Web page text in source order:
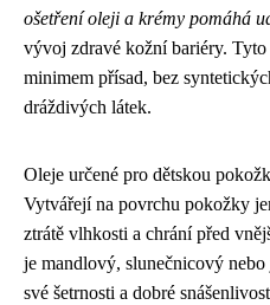
ošetření oleji a krémy pomáhá
vývoj zdravé kožní bariéry.
minimem přísad, bez
dráždivých látek.
Oleje určené pro dětskou
Vytvářejí na povrchu pokožky
ztrátě vlhkosti a chrání před
je mandlový, slunečnicový
své šetrnosti a dobré